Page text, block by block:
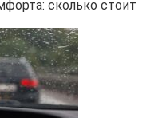
сколько стоит